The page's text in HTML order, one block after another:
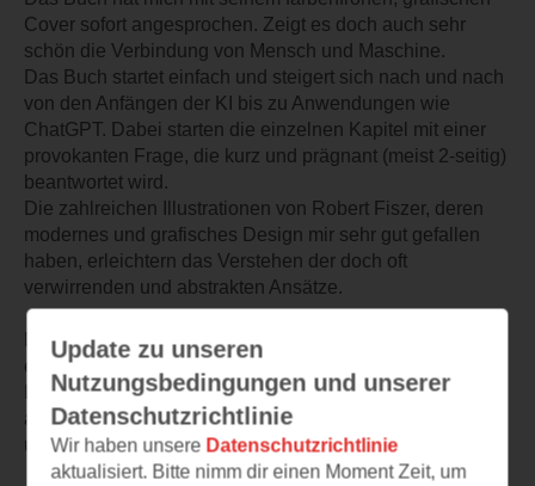
Cover sofort angesprochen. Zeigt es doch auch sehr
schön die Verbindung von Mensch und Maschine.
Das Buch startet einfach und steigert sich nach und nach
von den Anfängen der KI bis zu Anwendungen wie
ChatGPT. Dabei starten die einzelnen Kapitel mit einer
provokanten Frage, die kurz und prägnant (meist 2-seitig)
beantwortet wird.
Die zahlreichen Illustrationen von Robert Fiszer, deren
modernes und grafisches Design mir sehr gut gefallen
haben, erleichtern das Verstehen der doch oft
verwirrenden und abstrakten Ansätze.
Mir hat dieses Buch sehr gut gefallen, hat es mir doch
einen ersten Einblick in die Welt der künstlichen
Intelligenz verschafft. Ich würde es jedem, der neugierig
auf neue und auch brisante Themen unserer Zeit ist,
uneingeschränkt empfehlen.
Update zu unseren
Nutzungsbedingungen und unserer
Datenschutzrichtlinie
Wir haben unsere Datenschutzrichtlinie
aktualisiert. Bitte nimm dir einen Moment Zeit, um